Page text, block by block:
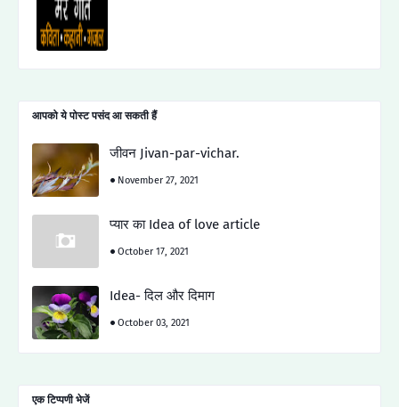
आपको ये पोस्ट पसंद आ सकती हैं
जीवन Jivan-par-vichar.
November 27, 2021
प्यार का Idea of love article
October 17, 2021
Idea- दिल और दिमाग
October 03, 2021
एक टिप्पणी भेजें